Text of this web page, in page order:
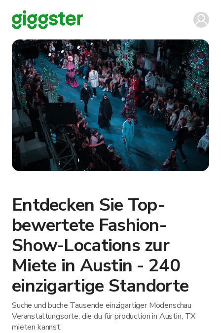
Entdecken Sie Top-
bewertete Fashion-
Show-Locations zur
Miete in Austin - 240
einzigartige Standorte
Suche und buche Tausende einzigartiger Modenschau
Veranstaltungsorte, die du für production in Austin, TX
mieten kannst.